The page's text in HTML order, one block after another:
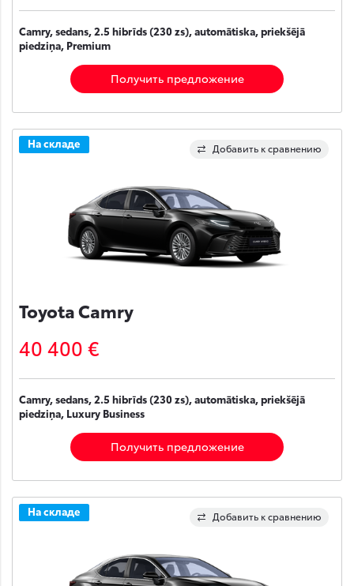
Camry, sedans, 2.5 hibrīds (230 zs), automātiska, priekšējā
piedziņa, Premium
Получить предложение
Добавить к сравнению
На складе
Toyota Camry
40 400 €
Camry, sedans, 2.5 hibrīds (230 zs), automātiska, priekšējā
piedziņa, Luxury Business
Получить предложение
Добавить к сравнению
На складе